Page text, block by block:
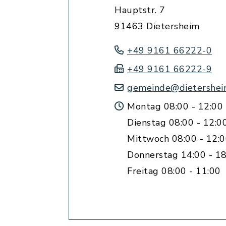
Hauptstr. 7
91463 Dietersheim
+49 9161 66222-0
+49 9161 66222-9
Montag 08:00 - 12:00
Dienstag 08:00 -
Mittwoch 08:00 -
Donnerstag 14:00 -
Freitag 08:00 - 11:00